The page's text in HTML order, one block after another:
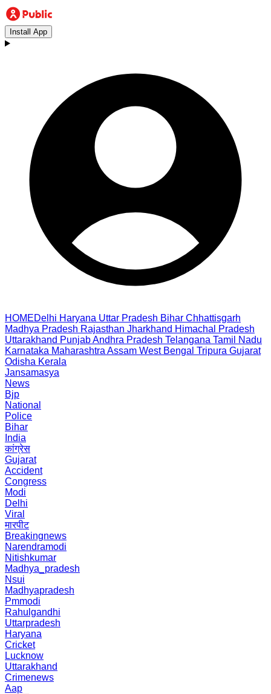
Install App
HOMEDelhi Haryana Uttar Pradesh Bihar Chhattisgarh
Madhya Pradesh Rajasthan Jharkhand Himachal Pradesh
Uttarakhand PunjabAndhra Pradesh Telangana Tamil Nadu
Karnataka Maharashtra Assam West Bengal Tripura Gujarat
Odisha Kerala
Jansamasya
News
Bjp
National
Police
Bihar
India
कांग्रेस
Gujarat
Accident
Congress
Modi
Delhi
Viral
मारपीट
Breakingnews
Narendramodi
Nitishkumar
Madhya_pradesh
Nsui
Madhyapradesh
Pmmodi
Rahulgandhi
Uttarpradesh
Haryana
Cricket
Lucknow
Uttarakhand
Crimenews
Aap